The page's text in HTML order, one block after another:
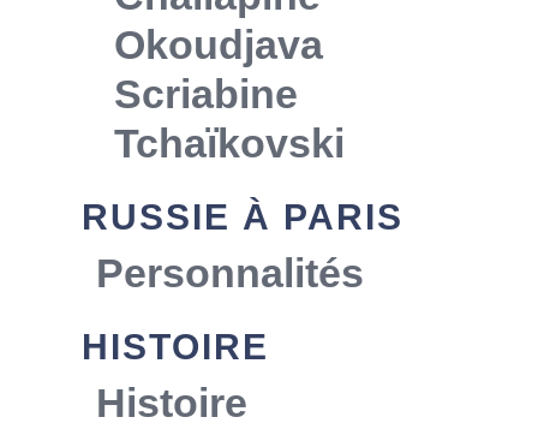
Okoudjava
Scriabine
Tchaïkovski
RUSSIE À PARIS
Personnalités
HISTOIRE
Histoire